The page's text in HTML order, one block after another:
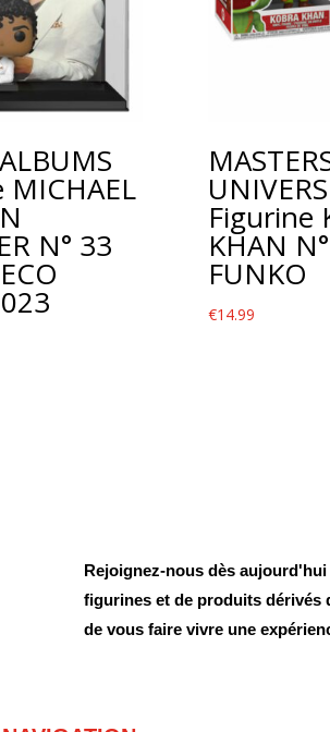
MICHAEL
N° 33
Figurine
KHAN
FUNKO
€14.99
Rejoignez-nous dès
figurines et de produits dérivés
de vous faire vivre une